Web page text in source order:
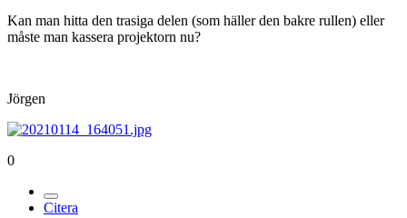
Kan man hitta den trasiga delen (som häller den bakre rullen) eller
måste man kassera projektorn nu?
Jörgen
0
Citera